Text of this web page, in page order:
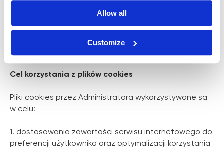
Allow all
Customize
końcowym użytkownika serwisu internetowego
newfacebeauty.pl. Cookies zazwyczaj zawierają
nazwę domeny serwisu internetowego, z którego
pochodzą, czas przechowywania ich na urządzeniu
Cel korzystania z plików cookies
Pliki cookies przez Administratora wykorzystywane są
w celu:
1. dostosowania zawartości serwisu internetowego do
preferencji użytkownika oraz optymalizacji korzystania